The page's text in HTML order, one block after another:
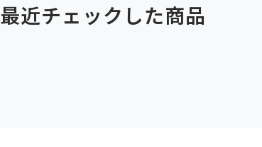
最近チェックした商品